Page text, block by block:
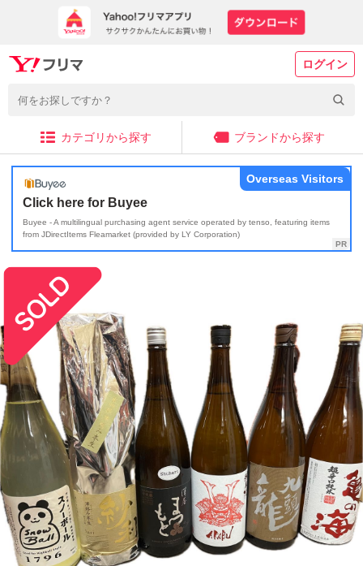
ログイン
カテゴリから探す ブランドから探す
Click here for Buyee
Buyee - A multilingual purchasing agent service operated by tenso, featuring items
from JDirectItems Fleamarket (provided by LY Corporation)
Overseas Visitors